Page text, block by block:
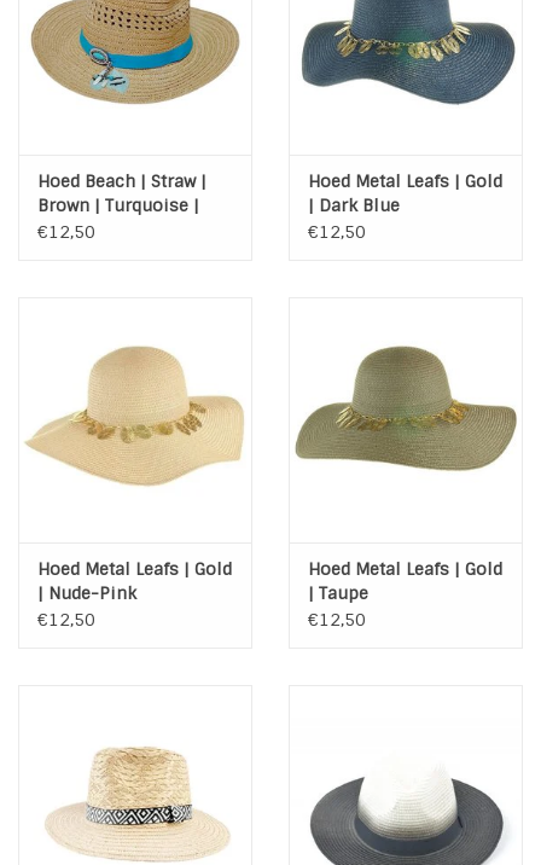
Hoed Beach | Straw |
Brown | Turquoise |
Veertjes
€12,50
Hoed Metal Leafs | Gold
| Dark Blue
€12,50
Hoed Metal Leafs | Gold
| Nude-Pink
€12,50
Hoed Metal Leafs | Gold
| Taupe
€12,50